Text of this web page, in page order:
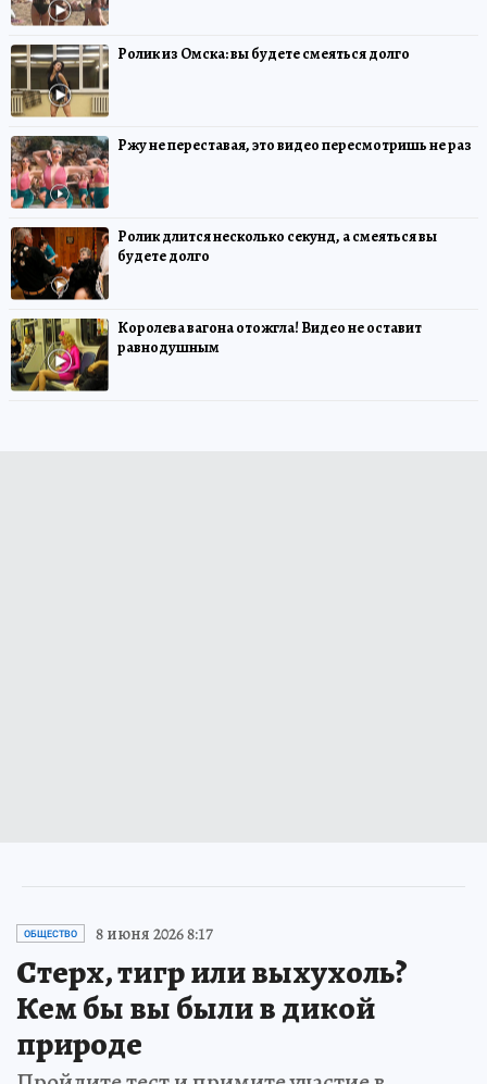
Ролик из Омска: вы будете смеяться долго
Ржу не переставая, это видео пересмотришь не раз
Ролик длится несколько секунд, а смеяться вы
будете долго
Королева вагона отожгла! Видео не оставит
равнодушным
ОБЩЕСТВО 8 июня 2026 8:17
Стерх, тигр или выхухоль?
Кем бы вы были в дикой
природе